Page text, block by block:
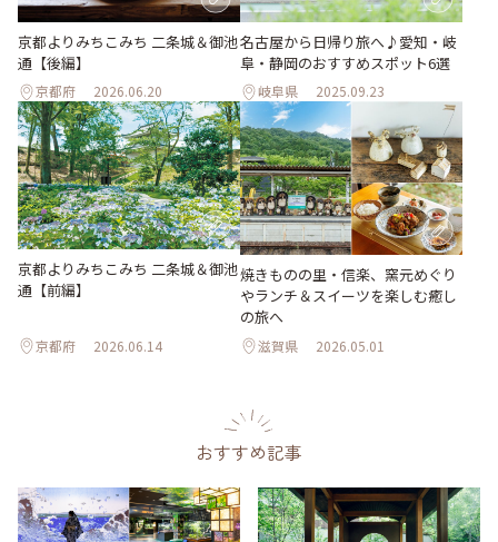
京都よりみちこみち 二条城＆御池
通【後編】
京都府 2026.06.20
名古屋から日帰り旅へ♪愛知・岐
阜・静岡のおすすめスポット6選
岐阜県 2025.09.23
京都よりみちこみち 二条城＆御池
通【前編】
京都府 2026.06.14
焼きものの里・信楽、窯元めぐり
やランチ＆スイーツを楽しむ癒し
の旅へ
滋賀県 2026.05.01
おすすめ記事